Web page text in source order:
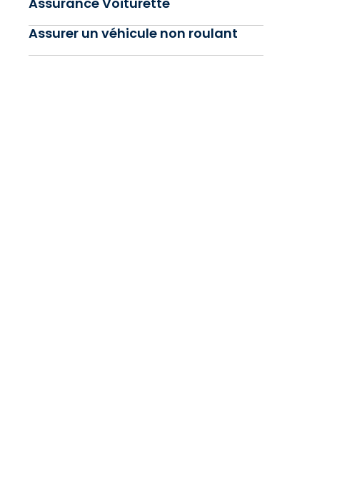
Assurer un véhicule non roulant